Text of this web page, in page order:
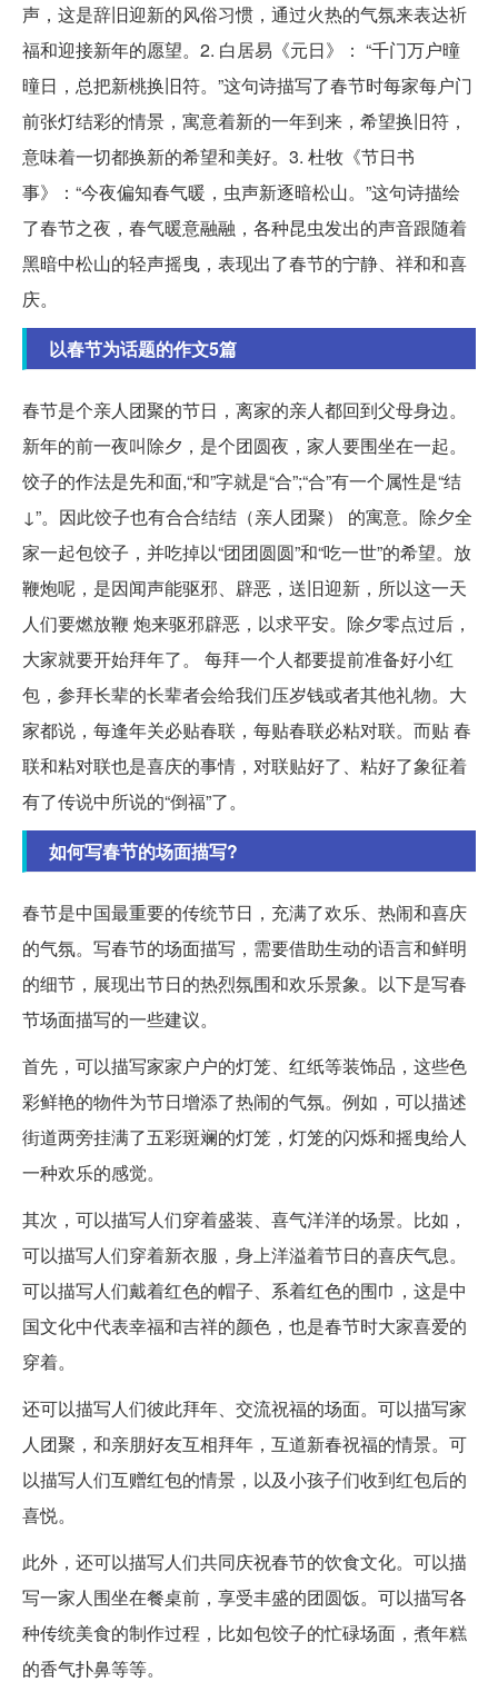
声，这是辞旧迎新的风俗习惯，通过火热的气氛来表达祈
福和迎接新年的愿望。2. 白居易《元日》： “千门万户曈
曈日，总把新桃换旧符。”这句诗描写了春节时每家每户门
前张灯结彩的情景，寓意着新的一年到来，希望换旧符，
意味着一切都换新的希望和美好。3. 杜牧《节日书
事》：“今夜偏知春气暖，虫声新逐暗松山。”这句诗描绘
了春节之夜，春气暖意融融，各种昆虫发出的声音跟随着
黑暗中松山的轻声摇曳，表现出了春节的宁静、祥和和喜
庆。
以春节为话题的作文5篇
春节是个亲人团聚的节日，离家的亲人都回到父母身边。
新年的前一夜叫除夕，是个团圆夜，家人要围坐在一起。
饺子的作法是先和面,“和”字就是“合”;“合”有一个属性是“结
↓”。因此饺子也有合合结结（亲人团聚） 的寓意。除夕全
家一起包饺子，并吃掉以“团团圆圆”和“吃一世”的希望。放
鞭炮呢，是因闻声能驱邪、辟恶，送旧迎新，所以这一天
人们要燃放鞭 炮来驱邪辟恶，以求平安。除夕零点过后，
大家就要开始拜年了。 每拜一个人都要提前准备好小红
包，参拜长辈的长辈者会给我们压岁钱或者其他礼物。大
家都说，每逢年关必贴春联，每贴春联必粘对联。而贴 春
联和粘对联也是喜庆的事情，对联贴好了、粘好了象征着
有了传说中所说的“倒福”了。
如何写春节的场面描写?
春节是中国最重要的传统节日，充满了欢乐、热闹和喜庆
的气氛。写春节的场面描写，需要借助生动的语言和鲜明
的细节，展现出节日的热烈氛围和欢乐景象。以下是写春
节场面描写的一些建议。
首先，可以描写家家户户的灯笼、红纸等装饰品，这些色
彩鲜艳的物件为节日增添了热闹的气氛。例如，可以描述
街道两旁挂满了五彩斑斓的灯笼，灯笼的闪烁和摇曳给人
一种欢乐的感觉。
其次，可以描写人们穿着盛装、喜气洋洋的场景。比如，
可以描写人们穿着新衣服，身上洋溢着节日的喜庆气息。
可以描写人们戴着红色的帽子、系着红色的围巾，这是中
国文化中代表幸福和吉祥的颜色，也是春节时大家喜爱的
穿着。
还可以描写人们彼此拜年、交流祝福的场面。可以描写家
人团聚，和亲朋好友互相拜年，互道新春祝福的情景。可
以描写人们互赠红包的情景，以及小孩子们收到红包后的
喜悦。
此外，还可以描写人们共同庆祝春节的饮食文化。可以描
写一家人围坐在餐桌前，享受丰盛的团圆饭。可以描写各
种传统美食的制作过程，比如包饺子的忙碌场面，煮年糕
的香气扑鼻等等。